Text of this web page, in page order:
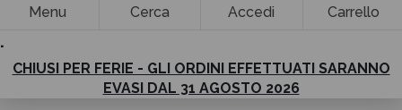
Menu Cerca Accedi Carrello
.
CHIUSI PER FERIE - GLI ORDINI EFFETTUATI SARANNO
EVASI DAL 31 AGOSTO 2026